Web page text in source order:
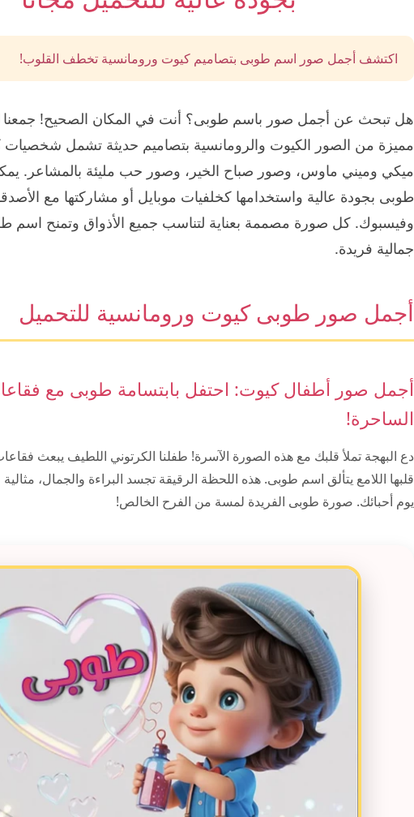
اكتشف أجمل صور اسم طوبى بتصاميم كيوت ورومانسية تخطف القلوب!
هل تبحث عن أجمل صور باسم طوبى؟ أنت في المكان الصحيح!
مميزة من الصور الكيوت والرومانسية بتصاميم حديثة تشمل شخصيات
ميكي وميني ماوس، وصور صباح الخير، وصور حب مليئة بالمشاعر.
طوبى بجودة عالية واستخدامها كخلفيات موبايل أو مشاركتها مع
وفيسبوك. كل صورة مصممة بعناية لتناسب جميع الأذواق وتمنح اسم
جمالية فريدة.
أجمل صور طوبى كيوت ورومانسية للتحميل
أجمل صور أطفال كيوت: احتفل بابتسامة طوبى مع
الساحرة!
دع البهجة تملأ قلبك مع هذه الصورة الآسرة! طفلنا الكرتوني اللطيف يبعث
قلبها اللامع يتألق اسم طوبى. هذه اللحظة الرقيقة تجسد البراءة والجمال،
يوم أحبائك. صورة طوبى الفريدة لمسة من الفرح الخالص!